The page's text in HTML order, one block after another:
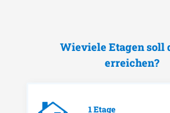
Wieviele Etagen soll
erreichen?
1 Etage